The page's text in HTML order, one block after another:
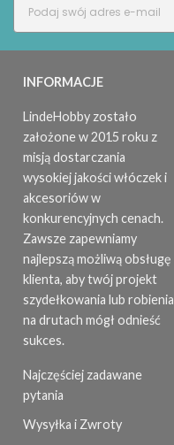
INFORMACJE
LindeHobby zostało
założone w 2015 roku z
misją dostarczania
wysokiej jakości włóczek i
akcesoriów w
konkurencyjnych cenach.
Zawsze zapewniamy
najlepszą możliwą obsługę
klienta, aby twój projekt
szydełkowania lub robienia
na drutach mógł odnieść
sukces.
Najczęściej zadawane
pytania
Wysyłka i Zwroty